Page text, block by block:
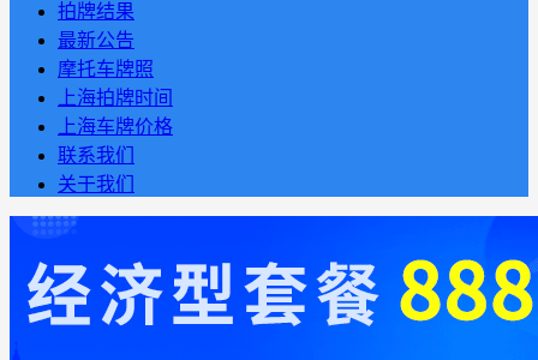
拍牌结果
最新公告
摩托车牌照
上海拍牌时间
上海车牌价格
联系我们
关于我们